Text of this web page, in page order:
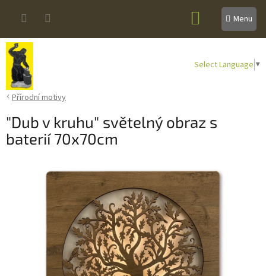
Select Language ▼
NÁKUPNÍ
KOŠÍK
Přírodní motivy
"Dub v kruhu" světelný obraz s
baterií 70x70cm